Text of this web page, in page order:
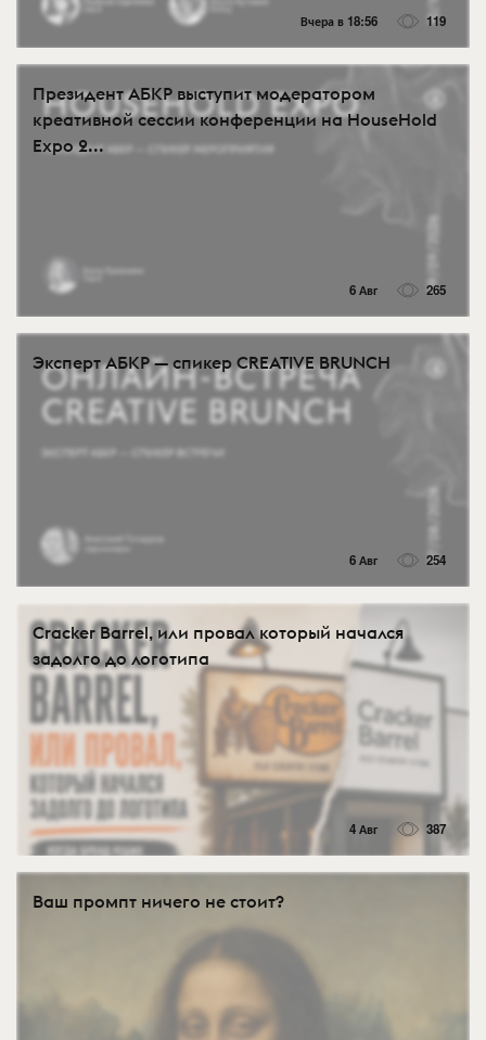
Вчера в 18:56 119
Президент АБКР выступит модератором
креативной сессии конференции на HouseHold
Expo 2...
6 Авг 265
Эксперт АБКР — спикер CREATIVE BRUNCH
6 Авг 254
Cracker Barrel, или провал который начался
задолго до логотипа
4 Авг 387
Ваш промпт ничего не стоит?